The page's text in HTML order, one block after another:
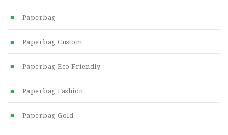
Paperbag
Paperbag Custom
Paperbag Eco Friendly
Paperbag Fashion
Paperbag Gold